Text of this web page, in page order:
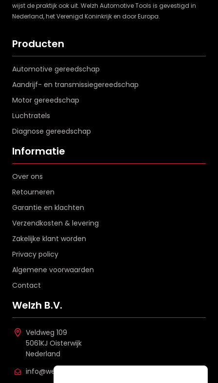
wijst de praktijk ook uit. Welzh Automotive Tools is gevestigd in
Nederland, het Verenigd Koninkrijk en door Europa.
Producten
Automotive gereedschap
Aandrijf- en transmissiegereedschap
Motor gereedschap
Luchtratels
Diagnose gereedschap
Informatie
Over ons
Retourneren
Garantie en klachten
Verzendkosten & levering
Zakelijke klant worden
Privacy policy
Algemene voorwaarden
Contact
Welzh B.V.
Veldweg 109
5061KJ Oisterwijk
Nederland
info@welzh.nl